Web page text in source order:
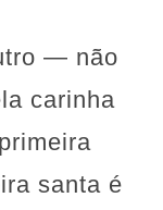
— não
carinha
santa é